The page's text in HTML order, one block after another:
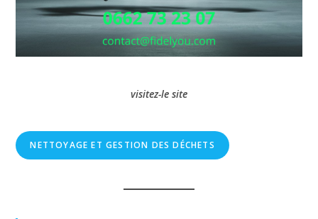
visitez-le site
NETTOYAGE ET GESTION DES DÉCHETS